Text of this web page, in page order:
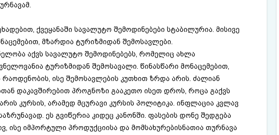
ქვეყანაში სავალუტო შემოდინებები სტაბილურია. მისივე
მზარდია ტურიზმიდან შემოსავლები.
აქვს სავალუტო შემოდინებებს, რომელიც ახლა
ტურიზმიდან შემოსავალი. წინასწარი მონაცემებით,
ისე შემოსავლების კუთხით ზრდა არის. ძალიან
დაკავშირებით პროგნოზი გააკეთო ისეთ დროს, როცა გაქვს
კურსის, არამედ მცურავი კურსის პოლიტიკა. ინფლაცია კვლავ
ეს გვიწერია კიდეც კანონში. ფასების დონე შედგება
ისე იმპორტული პროდუქციისა და მომსახურებისნათია თურნავა